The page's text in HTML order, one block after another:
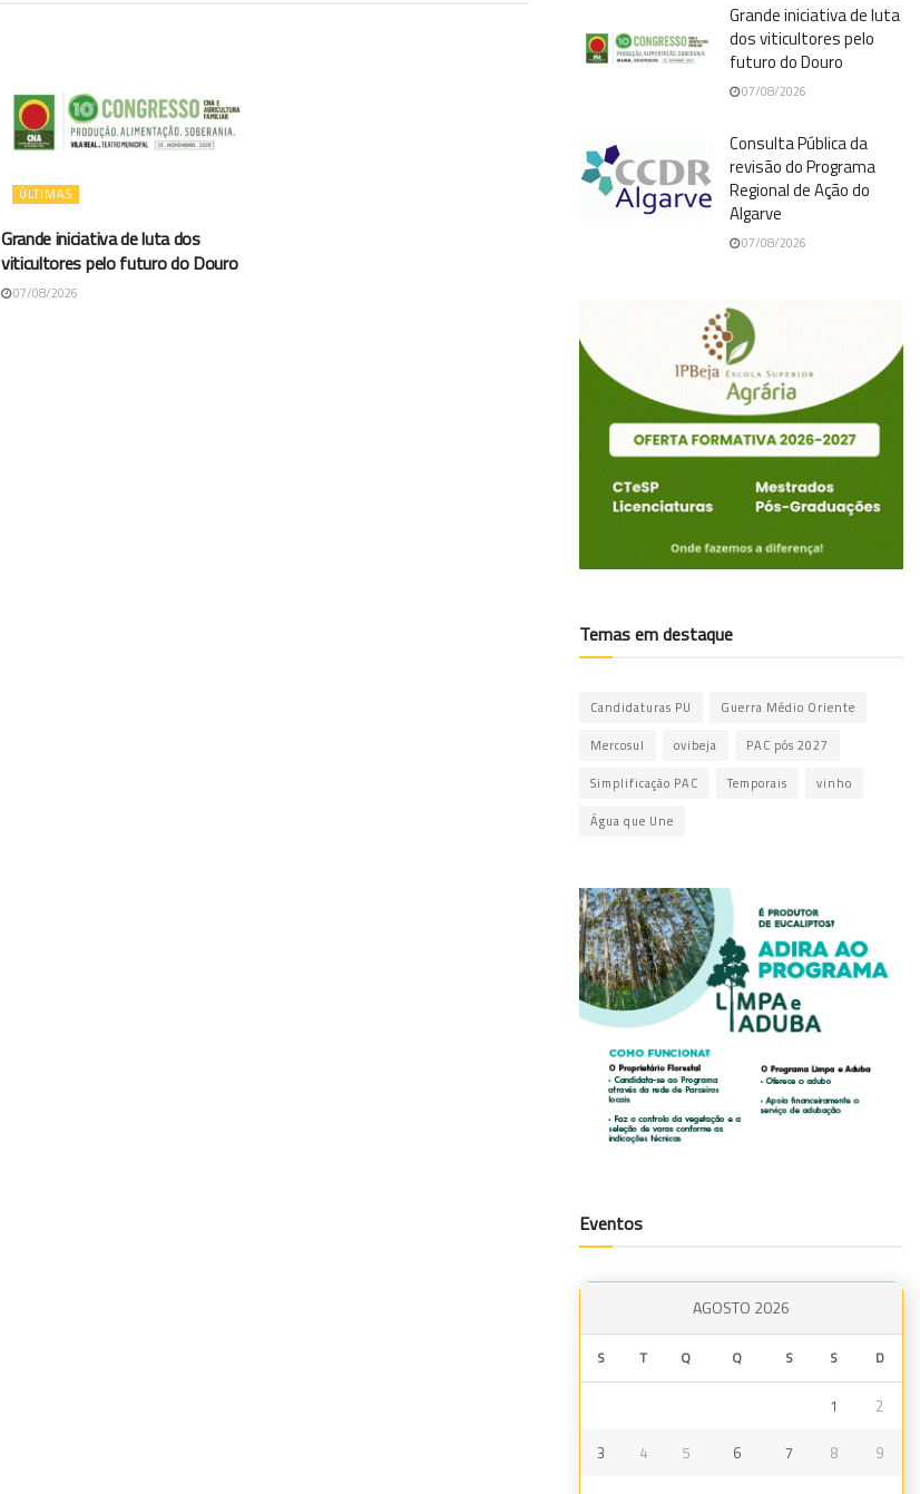
ÚLTIMAS
Grande iniciativa de luta dos
viticultores pelo futuro do Douro
07/08/2026
Grande iniciativa de luta
dos viticultores pelo
futuro do Douro
07/08/2026
Consulta Pública da
revisão do Programa
Regional de Ação do
Algarve
07/08/2026
Temas em destaque
Candidaturas PU Guerra Médio Oriente
Mercosul ovibeja PAC pós 2027
Simplificação PAC Temporais vinho
Água que Une
Eventos
AGOSTO 2026
S T Q Q S S D
1 2
3 4 5 6 7 8 9